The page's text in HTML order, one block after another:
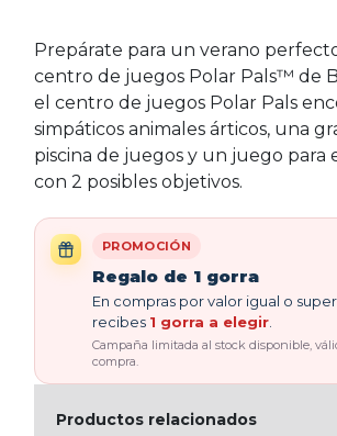
Prepárate para un verano
centro de juegos Polar Pals™ de
el centro de juegos Polar Pals
simpáticos animales árticos, una
piscina de juegos y un juego para
con 2 posibles objetivos.
PROMOCIÓN
Regalo de 1 gorra
En compras por valor igual o
recibes 1 gorra a elegir
Campaña limitada al stock disponible,
compra.
Productos relacionados